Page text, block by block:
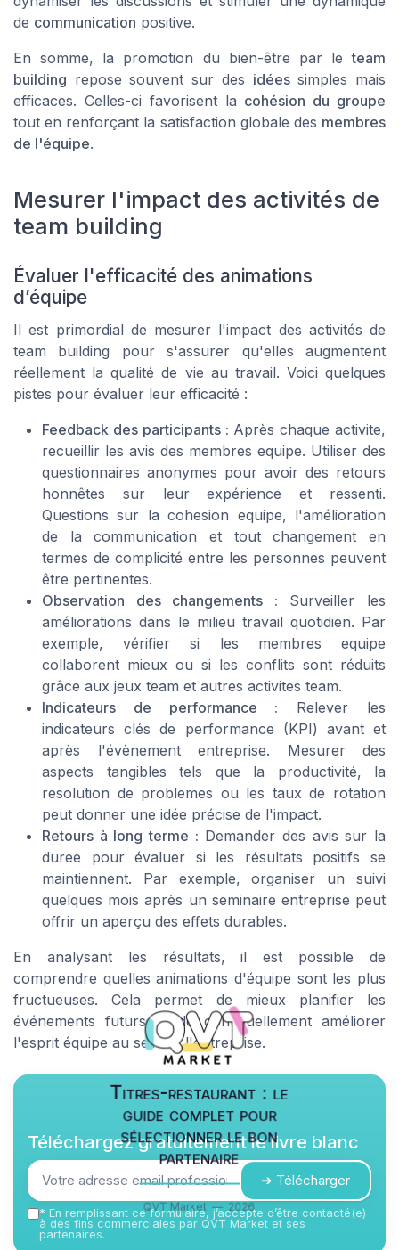
de communication positive.
En somme, la promotion du bien-être par leteam
building repose souvent sur des idéessimples mais
efficaces. Celles-ci favorisent la cohésion du groupe
tout en renforçant la satisfaction globale des membres
de l'équipe.
Mesurer l'impact des activités de
team building
Évaluer l'efficacité des animations
d’équipe
Il est primordial de mesurer l'impact des activités de
team building pour s'assurer qu'elles augmentent
réellement la qualité de vie au travail. Voici quelques
pistes pour évaluer leur efficacité :
Feedback des participants : Après chaque activite,
recueillir les avis des membres equipe. Utiliser des
questionnaires anonymes pour avoir des retours
honnêtes sur leur expérience et ressenti.
Questions sur la cohesion equipe, l'amélioration
de la communication et tout changement en
termes de complicité entre les personnes peuvent
être pertinentes.
Observation des changements : Surveiller les
améliorations dans le milieu travail quotidien. Par
exemple, vérifier si les membres equipe
collaborent mieux ou si les conflits sont réduits
grâce aux jeux team et autres activites team.
Indicateurs de performance : Relever les
indicateurs clés de performance (KPI) avant et
après l'évènement entreprise. Mesurer des
aspects tangibles tels que la productivité, la
resolution de problemes ou les taux de rotation
peut donner une idée précise de l'impact.
Retours à long terme : Demander des avis sur la
duree pour évaluer si les résultats positifs se
maintiennent. Par exemple, organiser un suivi
quelques mois après un seminaire entreprise peut
offrir un aperçu des effets durables.
En analysant les résultats, il est possible de
comprendre quelles animations d'équipe sont les plus
fructueuses. Cela permet de mieux planifier les
événements futurs et de continuellement améliorer
l'esprit équipe au sein de l'entreprise.
Titres-restaurant : le
guide complet pour
sélectionner le bon
partenaire
QVT Market — 2026
Téléchargez gratuitement le livre blanc
➔ Télécharger
* En remplissant ce formulaire, j’accepte d’être contacté(e)
à des fins commerciales par QVT Market et ses
partenaires.